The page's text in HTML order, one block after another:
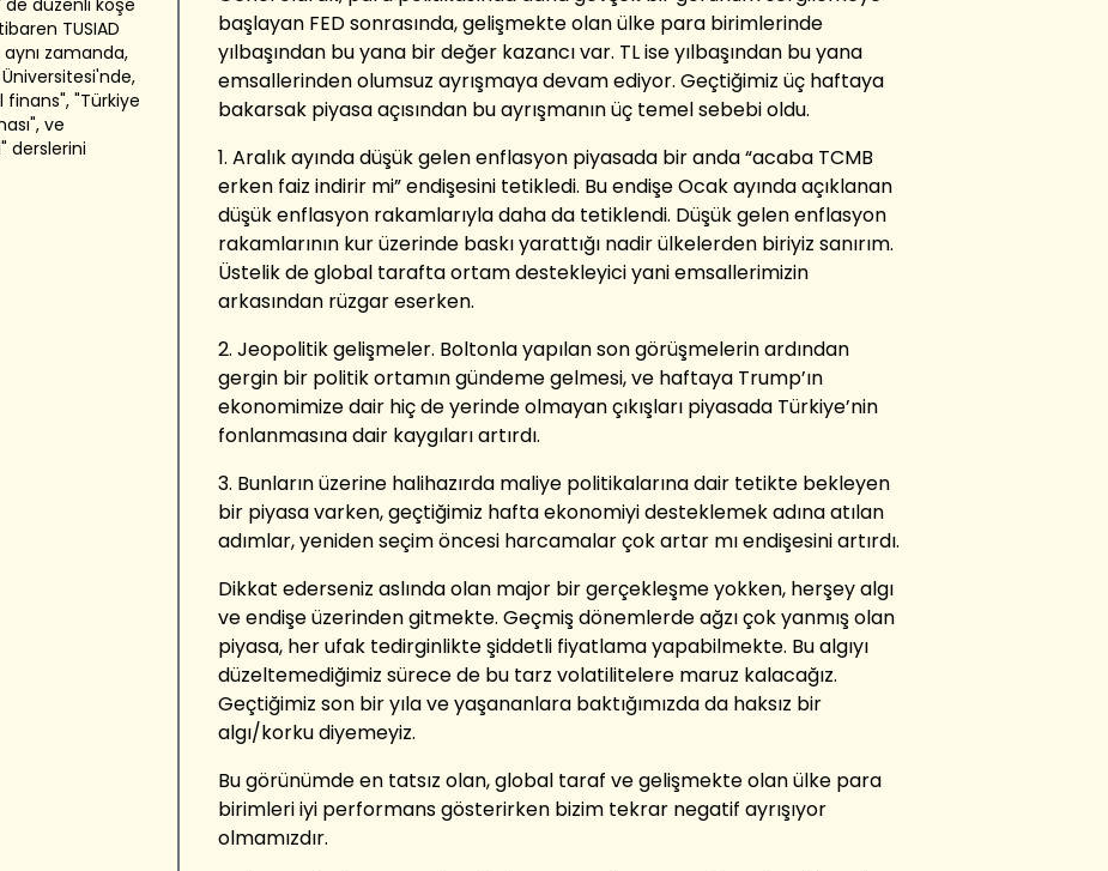
düzenli köşe
TUSIAD
zamanda,
finans", "Türkiye
ve
derslerini
başlayan FED sonrasında, gelişmekte olan ülke para birimlerinde
yılbaşından bu yana bir değer kazancı var. TL ise yılbaşından bu yana
emsallerinden olumsuz ayrışmaya devam ediyor. Geçtiğimiz üç haftaya
bakarsak piyasa açısından bu ayrışmanın üç temel sebebi oldu.
1. Aralık ayında düşük gelen enflasyon piyasada bir anda “acaba TCMB
erken faiz indirir mi” endişesini tetikledi. Bu endişe Ocak ayında açıklanan
düşük enflasyon rakamlarıyla daha da tetiklendi. Düşük gelen enflasyon
rakamlarının kur üzerinde baskı yarattığı nadir ülkelerden biriyiz sanırım.
Üstelik de global tarafta ortam destekleyici yani emsallerimizin
arkasından rüzgar eserken.
2. Jeopolitik gelişmeler. Boltonla yapılan son görüşmelerin ardından
gergin bir politik ortamın gündeme gelmesi, ve haftaya Trump’ın
ekonomimize dair hiç de yerinde olmayan çıkışları piyasada Türkiye’nin
fonlanmasına dair kaygıları artırdı.
3. Bunların üzerine halihazırda maliye politikalarına dair tetikte bekleyen
bir piyasa varken, geçtiğimiz hafta ekonomiyi desteklemek adına atılan
adımlar, yeniden seçim öncesi harcamalar çok artar mı endişesini artırdı.
Dikkat ederseniz aslında olan major bir gerçekleşme yokken, herşey algı
ve endişe üzerinden gitmekte. Geçmiş dönemlerde ağzı çok yanmış olan
piyasa, her ufak tedirginlikte şiddetli fiyatlama yapabilmekte. Bu algıyı
düzeltemediğimiz sürece de bu tarz volatilitelere maruz kalacağız.
Geçtiğimiz son bir yıla ve yaşananlara baktığımızda da haksız bir
algı/korku diyemeyiz.
Bu görünümde en tatsız olan, global taraf ve gelişmekte olan ülke para
birimleri iyi performans gösterirken bizim tekrar negatif ayrışıyor
olmamızdır.